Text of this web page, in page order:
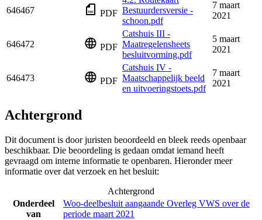
646467 PDF Bestuurdersversie -
schoon.pdf
7 maart
2021
646472 PDF
Catshuis III -
Maatregelensheets
besluitvorming.pdf
5 maart
2021
646473 PDF
Catshuis IV -
Maatschappelijk beeld
en uitvoeringstoets.pdf
7 maart
2021
Achtergrond
Dit document is door juristen beoordeeld en bleek reeds openbaar
beschikbaar. Die beoordeling is gedaan omdat iemand heeft
gevraagd om interne informatie te openbaren. Hieronder meer
informatie over dat verzoek en het besluit:
Achtergrond
Onderdeel
van
Woo-deelbesluit aangaande Overleg VWS over de
periode maart 2021